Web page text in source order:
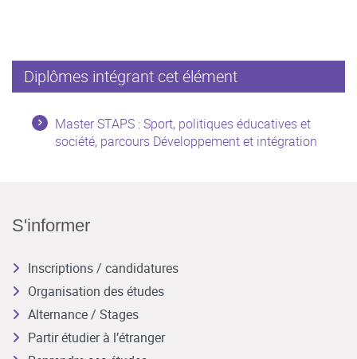
Diplômes intégrant cet élément
Master STAPS : Sport, politiques éducatives et
société, parcours Développement et intégration
S'informer
Inscriptions / candidatures
Organisation des études
Alternance / Stages
Partir étudier à l’étranger